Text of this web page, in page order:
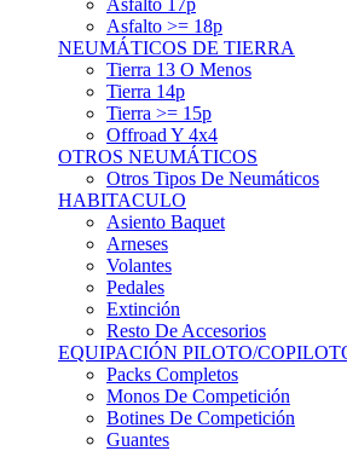
NEUMÁTICOS DE TIERRA
Tierra 13 O Menos
Tierra 14p
Tierra >= 15p
Offroad Y 4x4
OTROS NEUMÁTICOS
Otros Tipos De Neumáticos
HABITACULO
Asiento Baquet
Arneses
Volantes
Pedales
Extinción
Resto De Accesorios
EQUIPACIÓN PILOTO/COPILOTO
Packs Completos
Monos De Competición
Botines De Competición
Guantes
Ropa Interior